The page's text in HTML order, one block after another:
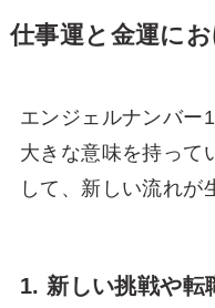
仕事運と金運に
エンジェルナンバー
大きな意味を持って
して、新しい流れが
1. 新しい挑戦や転